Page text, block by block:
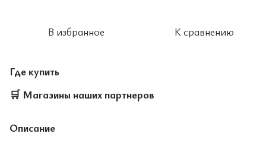
В избранное К сравнению
Где купить
🛒 Магазины наших партнеров
Описание